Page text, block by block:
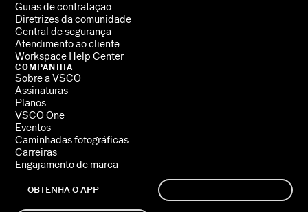
Guias de contratação
Diretrizes da comunidade
Central de segurança
Atendimento ao cliente
Workspace Help Center
COMPANHIA
Sobre a VSCO
Assinaturas
Planos
VSCO One
Eventos
Caminhadas fotográficas
Carreiras
Engajamento de marca
OBTENHA O APP